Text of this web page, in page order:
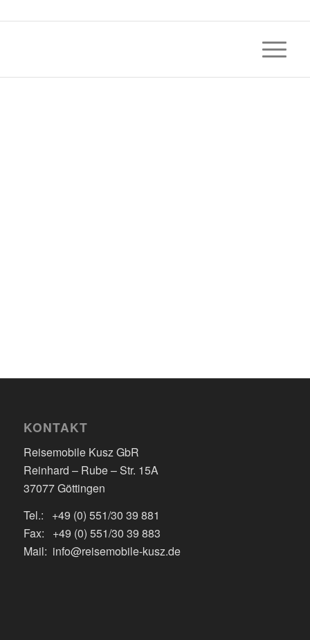
KONTAKT
Reisemobile Kusz GbR
Reinhard – Rube – Str. 15A
37077 Göttingen
Tel.: +49 (0) 551/30 39 881
Fax: +49 (0) 551/30 39 883
Mail: info@reisemobile-kusz.de